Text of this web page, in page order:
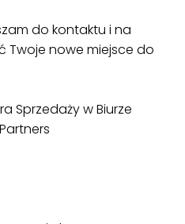
do kontaktu i na
Twoje nowe miejsce do
Sprzedaży w Biurze